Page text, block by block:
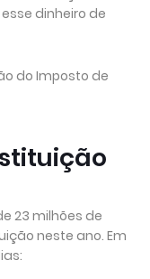
dinheiro de
do Imposto de
23 milhões de
neste ano. Em